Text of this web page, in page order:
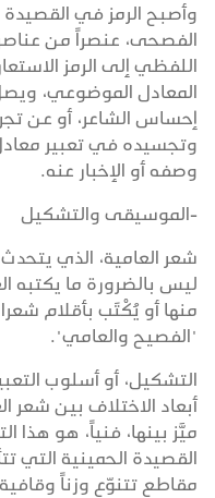
وأصبح الرمز في
الفصحى، عنصراً من
اللفظي إلى الرمز
المعادل الموضوعي،
إحساس الشاعر، أو عن
وتجسيده في تعبير
وصفه أو الإخبار عنه.
-الموسيقى والتشكيل
شعر العامية، الذي
ليس بالضرورة ما يكتبه
منها أو يُكْتَب بأقلام
"الفصيح والعامي".
التشكيل، أو أسلوب
أبعاد الاختلاف بين شعر
ميَّز بينها، فنياً، هو
القصيدة الحمينية التي
مقاطع تتنوّع وزناً